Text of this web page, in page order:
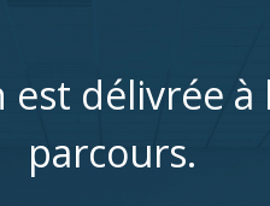
délivrée à
parcours.